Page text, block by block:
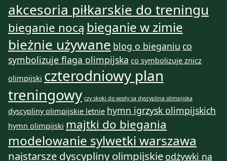
akcesoria piłkarskie do treningu
bieganie nocą bieganie w zimie
bieżnie używane blog o bieganiu co
symbolizuje flaga olimpijska co symbolizuje znicz
olimpijski czterodniowy plan
treningowy czy skoki do wody są dyscypliną olimpijską
dyscypliny olimpijskie letnie hymn igrzysk olimpijskich
hymn olimpijski majtki do biegania
modelowanie sylwetki warszawa
najstarsze dyscypliny olimpijskie odżywki na